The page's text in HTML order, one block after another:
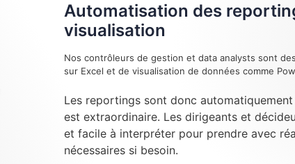
Automatisation des
visualisation
Nos contrôleurs de gestion et data analysts sont
sur Excel et de visualisation de données comme
Les reportings sont donc
est extraordinaire. Les dirigeants et
et facile à interpréter pour prendre avec
nécessaires si besoin.